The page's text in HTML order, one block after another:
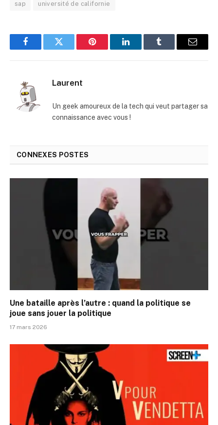
sap université de californie
FacebookTwitter Pinterest LinkedInTumblr
E-
Laurent
Un geek amoureux de la tech qui veut partager sa
connaissance avec vous !
CONNEXES POSTES
Une bataille après l’autre : quand la politique se
joue sans jouer la politique
17 mars 2026